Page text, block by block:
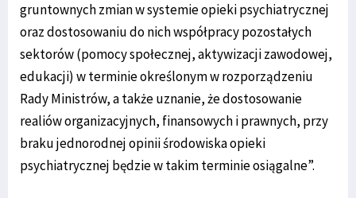
gruntownych zmian w systemie opieki psychiatrycznej
oraz dostosowaniu do nich współpracy pozostałych
sektorów (pomocy społecznej, aktywizacji zawodowej,
edukacji) w terminie określonym w rozporządzeniu
Rady Ministrów, a także uznanie, że dostosowanie
realiów organizacyjnych, finansowych i prawnych, przy
braku jednorodnej opinii środowiska opieki
psychiatrycznej będzie w takim terminie osiągalne”.